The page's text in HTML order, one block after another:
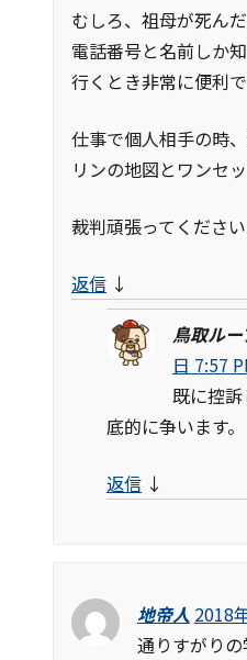
むしろ、祖母が死ん
電話番号と名前しか
行くとき非常に便利で
仕事で個人相手の時
リンの地図とワンセ
裁判頑張ってください
返信 ↓
鳥取ルー
日 7:57
既に控
底的に争います。
返信 ↓
地帝人 2018
通りすがりの